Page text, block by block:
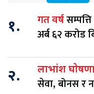
१. गत वर्ष
अर्ब ६२ करोड
२. लाभांश
सेवा, बोनस र